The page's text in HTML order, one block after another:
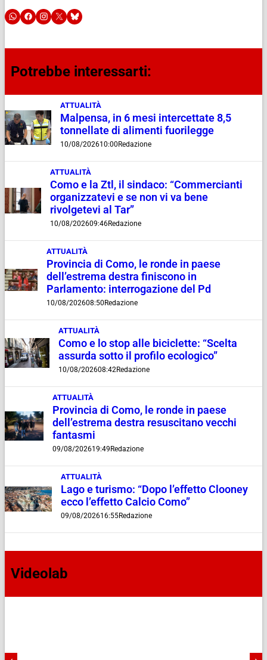
Potrebbe interessarti:
ATTUALITÀ
Malpensa, in 6 mesi intercettate 8,5
tonnellate di alimenti fuorilegge
10/08/202610:00Redazione
ATTUALITÀ
Como e la Ztl, il sindaco: “Commercianti
organizzatevi e se non vi va bene
rivolgetevi al Tar”
10/08/202609:46Redazione
ATTUALITÀ
Provincia di Como, le ronde in paese
dell’estrema destra finiscono in
Parlamento: interrogazione del Pd
10/08/202608:50Redazione
ATTUALITÀ
Como e lo stop alle biciclette: “Scelta
assurda sotto il profilo ecologico”
10/08/202608:42Redazione
ATTUALITÀ
Provincia di Como, le ronde in paese
dell’estrema destra resuscitano vecchi
fantasmi
09/08/202619:49Redazione
ATTUALITÀ
Lago e turismo: “Dopo l’effetto Clooney
ecco l’effetto Calcio Como”
09/08/202616:55Redazione
Videolab